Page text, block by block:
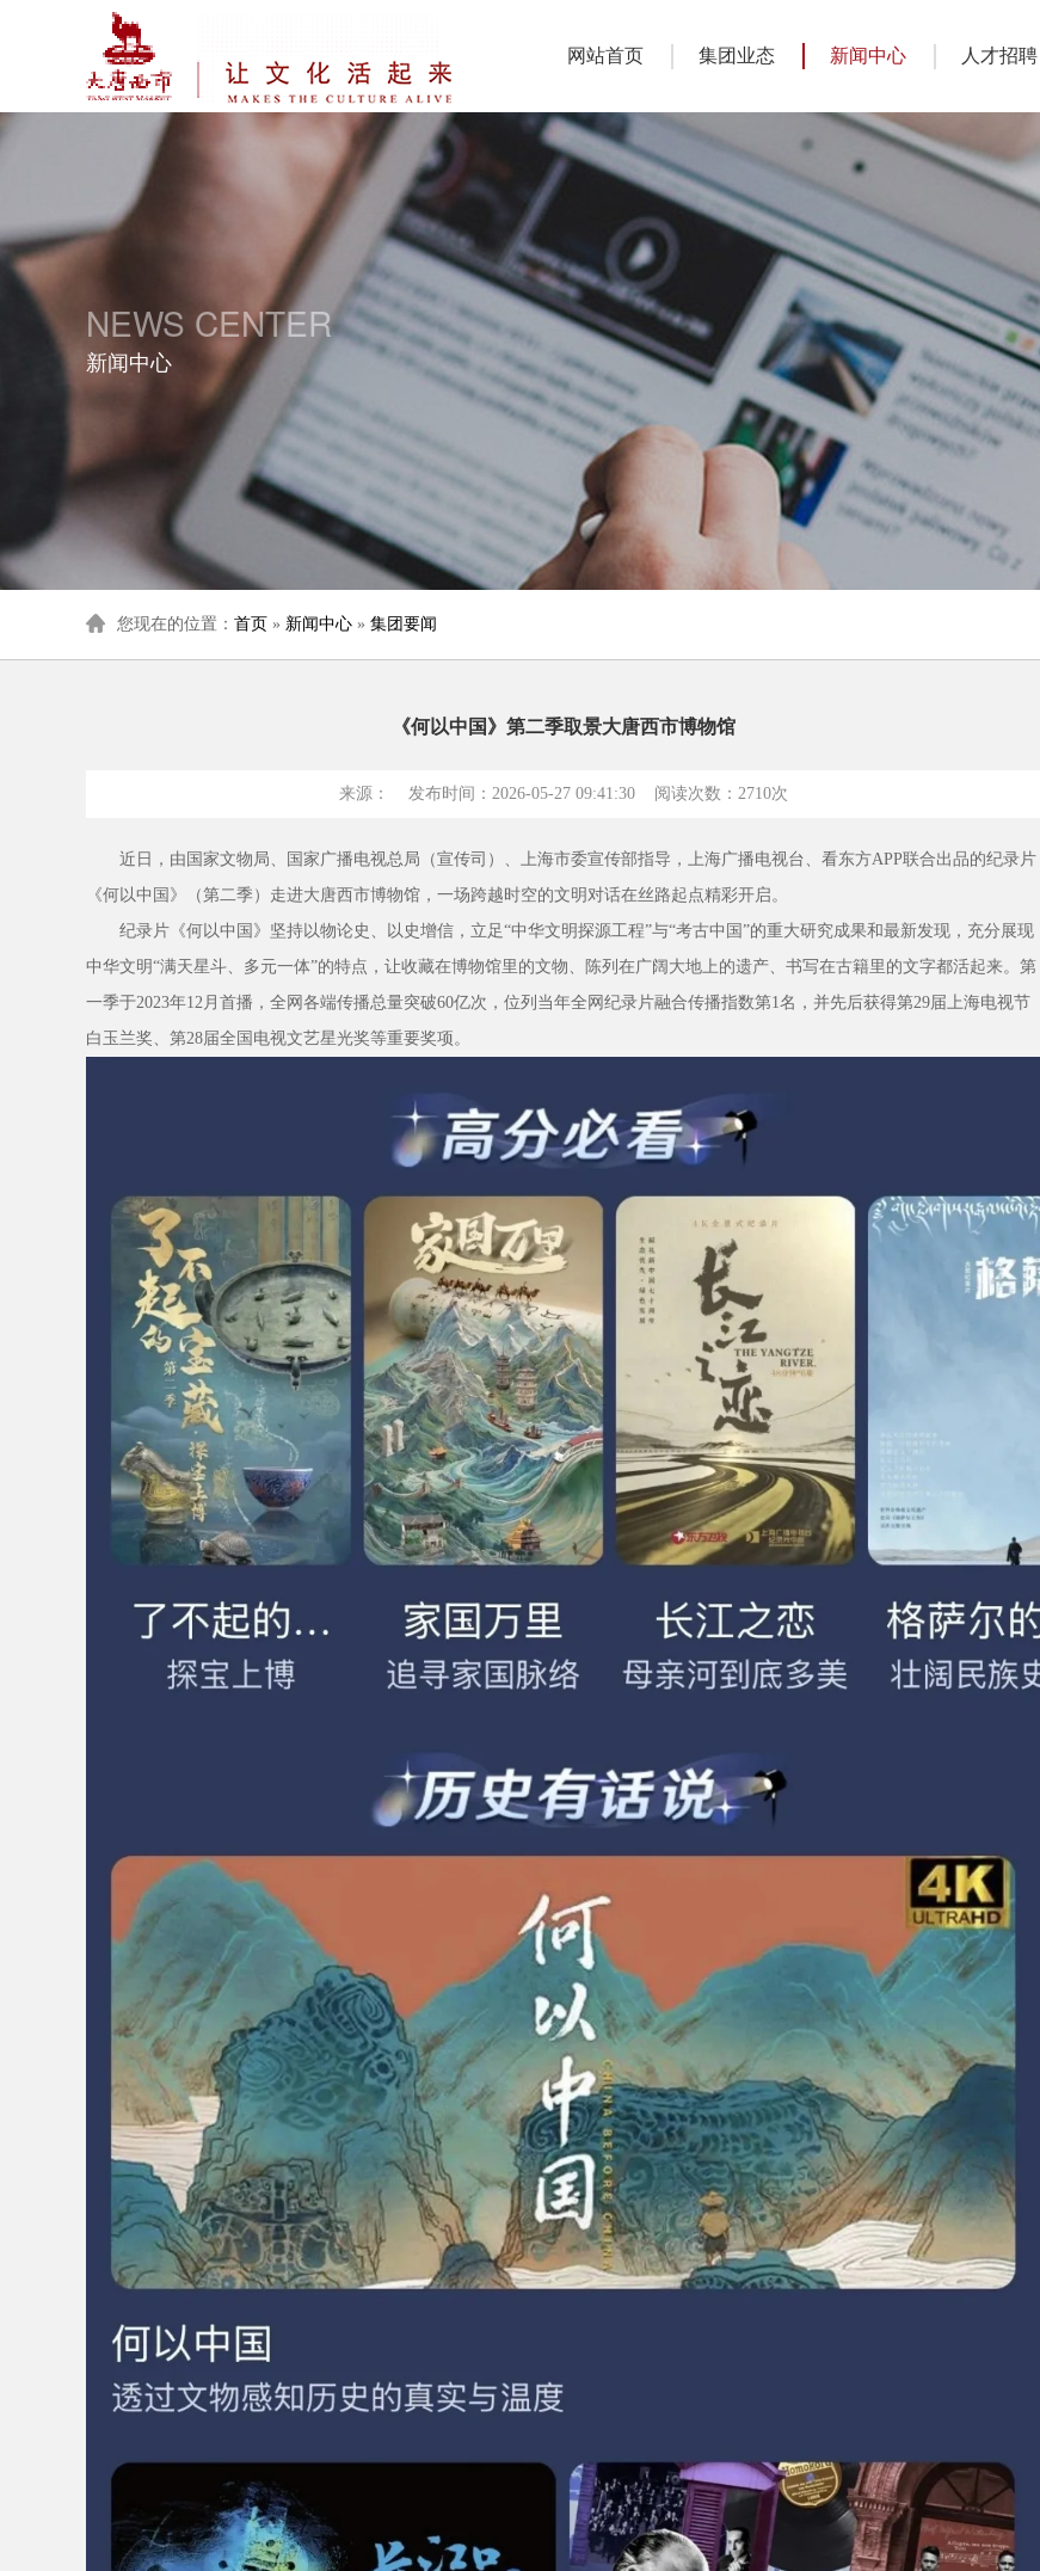
网站首页 集团业态 新闻中心 人才招聘
NEWS CENTER
新闻中心
您现在的位置： 首页 » 新闻中心 » 集团要闻
《何以中国》第二季取景大唐西市博物馆
来源： 发布时间：2026-05-27 09:41:30 阅读次数： 2710次
近日，由国家文物局、国家广播电视总局（宣传司）、上海市委宣传部指导，上海广播电视台、看东方APP联合出品的纪录片
《何以中国》（第二季）走进大唐西市博物馆，一场跨越时空的文明对话在丝路起点精彩开启。
纪录片《何以中国》坚持以物论史、以史增信，立足“中华文明探源工程”与“考古中国”的重大研究成果和最新发现，充分展现
中华文明“满天星斗、多元一体”的特点，让收藏在博物馆里的文物、陈列在广阔大地上的遗产、书写在古籍里的文字都活起来。第
一季于2023年12月首播，全网各端传播总量突破60亿次，位列当年全网纪录片融合传播指数第1名，并先后获得第29届上海电视节
白玉兰奖、第28届全国电视文艺星光奖等重要奖项。